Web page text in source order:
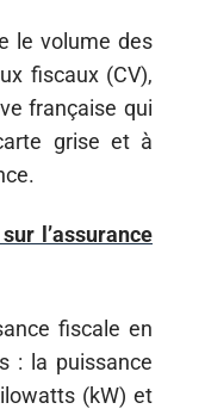
le volume des
fiscaux (CV),
française qui
grise et à
l’assurance
fiscale en
: la puissance
(kW) et